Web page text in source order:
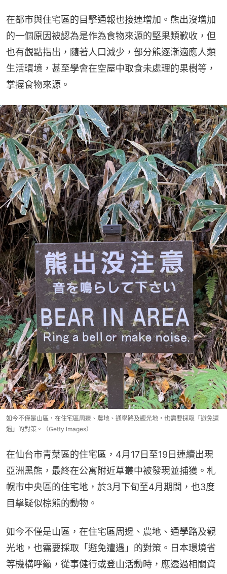
在都市與住宅區的目擊通報也接連增加。熊出沒增加
的一個原因被認為是作為食物來源的堅果類歉收，但
也有觀點指出，隨著人口減少，部分熊逐漸適應人類
生活環境，甚至學會在空屋中取食未處理的果樹等，
掌握食物來源。
如今不僅是山區，在住宅區周邊、農地、通學路及觀光地，也需要採取「避免遭
遇」的對策。（Getty Images）
在仙台市青葉區的住宅區，4月17日至19日連續出現
亞洲黑熊，最終在公寓附近草叢中被發現並捕獲。札
幌市中央區的住宅地，於3月下旬至4月期間，也3度
目擊疑似棕熊的動物。
如今不僅是山區，在住宅區周邊、農地、通學路及觀
光地，也需要採取「避免遭遇」的對策。日本環境省
等機構呼籲，從事健行或登山活動時，應透過相關資